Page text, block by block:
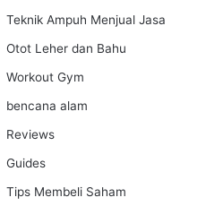
Teknik Ampuh Menjual Jasa
Otot Leher dan Bahu
Workout Gym
bencana alam
Reviews
Guides
Tips Membeli Saham